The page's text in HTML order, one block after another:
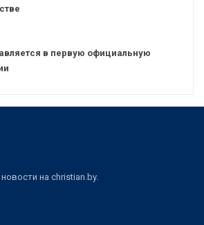
в первую официальную
на christian.by.